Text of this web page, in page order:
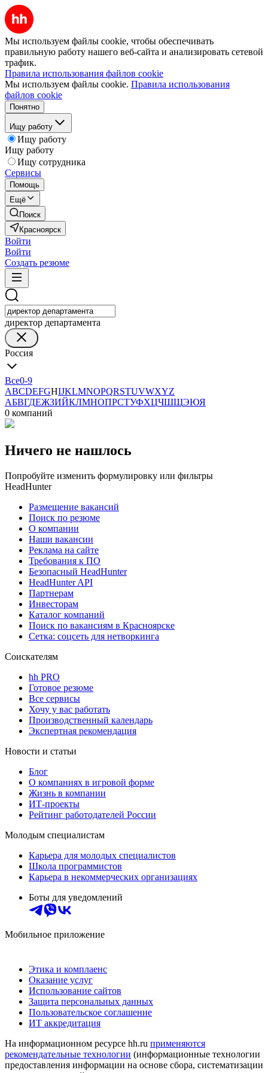
Мы используем файлы cookie, чтобы обеспечивать
правильную работу нашего веб-сайта и анализировать сетевой
трафик.
Правила использования файлов cookie
Мы используем файлы cookie. Правила использования
файлов cookie
Понятно
Ищу работу
Ищу работу
Ищу работу
Ищу сотрудника
Сервисы
Помощь
Ещё
Поиск
Красноярск
Войти
Войти
Создать резюме
директор департамента
Россия
Все0-9
ABCDEFGHIJKLMNOPQRSTUVWXYZ
АБВГДЕЖЗИЙКЛМНОПРСТУФХЦЧШЩЭЮЯ
0 компаний
Ничего не нашлось
Попробуйте изменить формулировку или фильтры
HeadHunter
Размещение вакансий
Поиск по резюме
О компании
Наши вакансии
Реклама на сайте
Требования к ПО
Безопасный HeadHunter
HeadHunter API
Партнерам
Инвесторам
Каталог компаний
Поиск по вакансиям в Красноярске
Сетка: соцсеть для нетворкинга
Соискателям
hh PRO
Готовое резюме
Все сервисы
Хочу у вас работать
Производственный календарь
Экспертная рекомендация
Новости и статьи
Блог
О компаниях в игровой форме
Жизнь в компании
ИТ-проекты
Рейтинг работодателей России
Молодым специалистам
Карьера для молодых специалистов
Школа программистов
Карьера в некоммерческих организациях
Боты для уведомлений
Мобильное приложение
Этика и комплаенс
Оказание услуг
Использование сайтов
Защита персональных данных
Пользовательское соглашение
ИТ аккредитация
На информационном ресурсе hh.ru применяются
рекомендательные технологии (информационные технологии
предоставления информации на основе сбора, систематизации